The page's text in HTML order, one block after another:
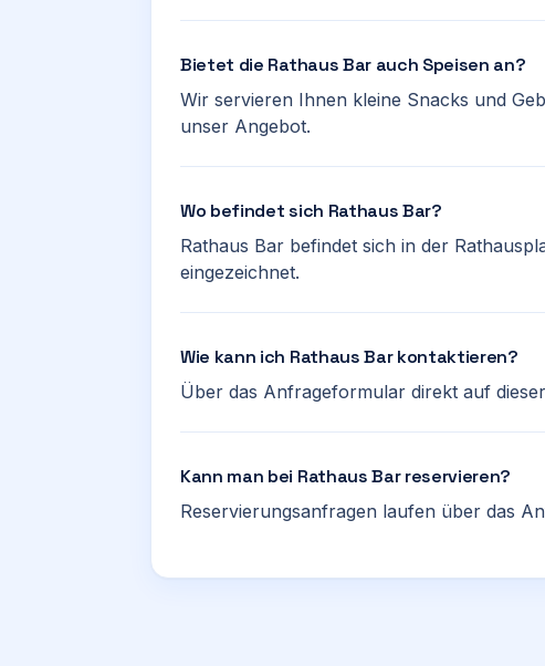
Bietet die Rathaus Bar auch Speisen an?
Wir servieren Ihnen kleine Snacks und
unser Angebot.
Wo befindet sich Rathaus Bar?
Rathaus Bar befindet sich in der
eingezeichnet.
Wie kann ich Rathaus Bar kontaktieren?
Über das Anfrageformular direkt auf
Kann man bei Rathaus Bar reservieren?
Reservierungsanfragen laufen über das